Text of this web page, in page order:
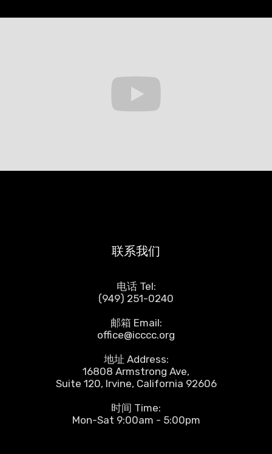
联系我们
电话 Tel:
(949) 251-0240
邮箱 Email:
office@icccc.org
地址 Address:
16808 Armstrong Ave,
Suite 120, Irvine, California 92606
时间 Time:
Mon-Sat 9:00am - 5:00pm